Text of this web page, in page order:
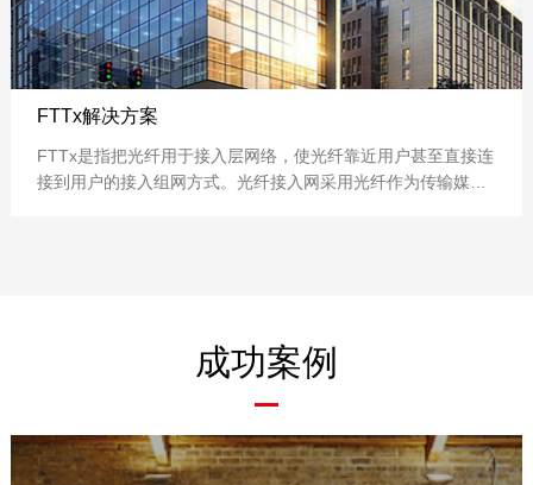
FTTx解决方案
FTTx是指把光纤用于接入层网络，使光纤靠近用户甚至直接连
接到用户的接入组网方式。光纤接入网采用光纤作为传输媒
成功案例